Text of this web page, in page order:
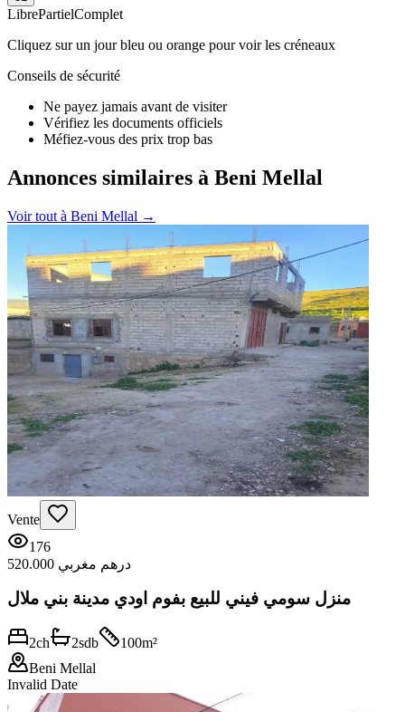
LibrePartielComplet
Cliquez sur un jour bleu ou orange pour voir les créneaux
Conseils de sécurité
Ne payez jamais avant de visiter
Vérifiez les documents officiels
Méfiez-vous des prix trop bas
Annonces similaires à Beni Mellal
Voir tout à Beni Mellal →
Vente
176
520.000 درهم مغربي
منزل سومي فيني للبيع بفوم اودي مدينة بني ملال
2ch 2sdb 100m²
Beni Mellal
Invalid Date